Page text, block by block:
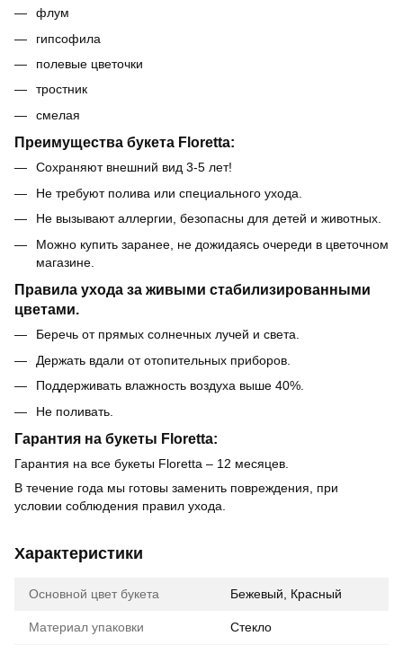
флум
гипсофила
полевые цветочки
тростник
смелая
Преимущества букета Floretta:
Сохраняют внешний вид 3-5 лет!
Не требуют полива или специального ухода.
Не вызывают аллергии, безопасны для детей и животных.
Можно купить заранее, не дожидаясь очереди в цветочном
магазине.
Правила ухода за живыми стабилизированными
цветами.
Беречь от прямых солнечных лучей и света.
Держать вдали от отопительных приборов.
Поддерживать влажность воздуха выше 40%.
Не поливать.
Гарантия на букеты Floretta:
Гарантия на все букеты Floretta – 12 месяцев.
В течение года мы готовы заменить повреждения, при
условии соблюдения правил ухода.
Характеристики
Основной цвет букета Бежевый, Красный
Материал упаковки Стекло